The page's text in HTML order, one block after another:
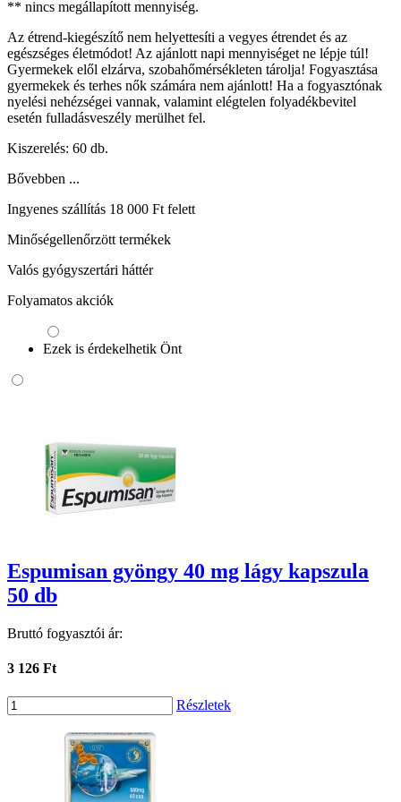
** nincs megállapított mennyiség.
Az étrend-kiegészítő nem helyettesíti a vegyes étrendet és az
egészséges életmódot! Az ajánlott napi mennyiséget ne lépje túl!
Gyermekek elől elzárva, szobahőmérsékleten tárolja! Fogyasztása
gyermekek és terhes nők számára nem ajánlott! Ha a fogyasztónak
nyelési nehézségei vannak, valamint elégtelen folyadékbevitel
esetén fulladásveszély merülhet fel.
Kiszerelés: 60 db.
Bővebben ...
Ingyenes szállítás 18 000 Ft felett
Minőségellenőrzött termékek
Valós gyógyszertári háttér
Folyamatos akciók
Ezek is érdekelhetik Önt
Espumisan gyöngy 40 mg lágy kapszula
50 db
Bruttó fogyasztói ár:
3 126 Ft
Részletek